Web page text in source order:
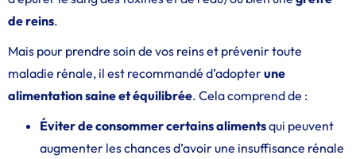
de reins.
Mais pour prendre soin de vos reins et prévenir toute
maladie rénale, il est recommandé d’adopterune
alimentation saine et équilibrée. Cela comprend de :
Éviter de consommer certains alimentsqui peuvent
augmenter les chances d’avoir une insuffisance rénale